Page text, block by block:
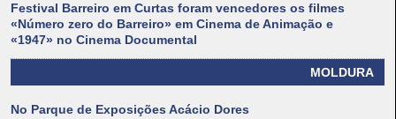
Festival Barreiro em Curtas foram vencedores os filmes
«Número zero do Barreiro» em Cinema de Animação e
«1947» no Cinema Documental
MOLDURA
No Parque de Exposições Acácio Dores